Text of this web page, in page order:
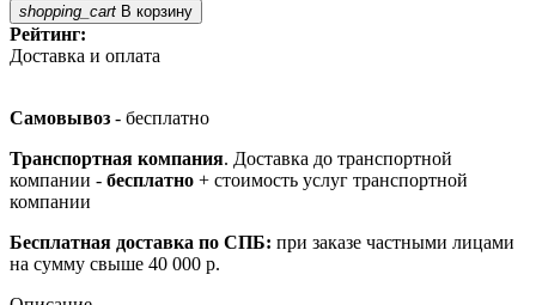
shopping_cart В корзину
Рейтинг:
Доставка и оплата
Самовывоз - бесплатно
Транспортная компания. Доставка до транспортной
компании - бесплатно + стоимость услуг транспортной
компании
Бесплатная доставка по СПБ: при заказе частными лицами
на сумму свыше 40 000 р.